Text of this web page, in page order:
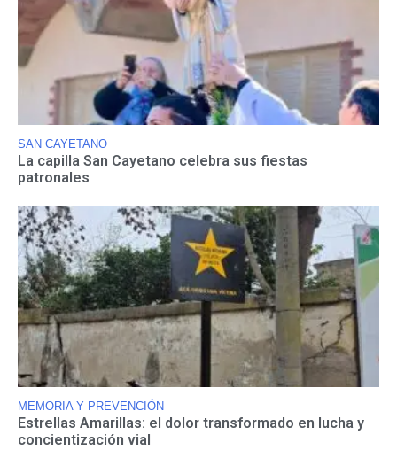
SAN CAYETANO
La capilla San Cayetano celebra sus fiestas
patronales
MEMORIA Y PREVENCIÓN
Estrellas Amarillas: el dolor transformado en lucha y
concientización vial